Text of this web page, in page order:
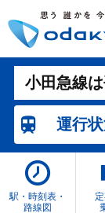
小田急線
運行
駅・時刻表・
路線図